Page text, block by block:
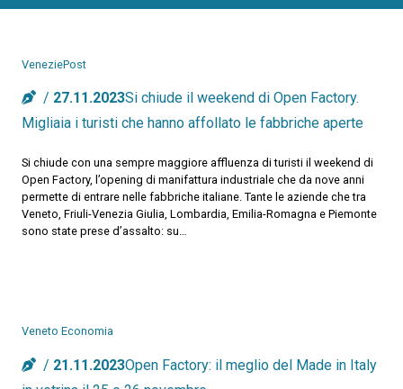
VeneziePost
27.11.2023Si chiude il weekend di Open Factory.
Migliaia i turisti che hanno affollato le fabbriche aperte
Si chiude con una sempre maggiore affluenza di turisti il weekend di
Open Factory, l’opening di manifattura industriale che da nove anni
permette di entrare nelle fabbriche italiane. Tante le aziende che tra
Veneto, Friuli-Venezia Giulia, Lombardia, Emilia-Romagna e Piemonte
sono state prese d’assalto: su…
Veneto Economia
21.11.2023Open Factory: il meglio del Made in Italy